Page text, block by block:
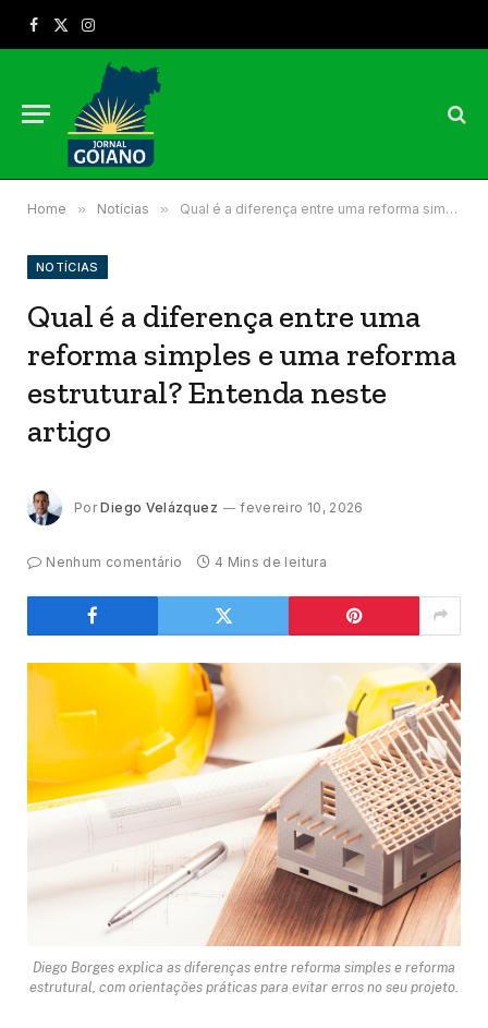
Facebook
X
Instagram
Home » Notícias » Qual é a diferença entre uma reforma simples e uma reforma estrutural? Entenda neste artigo
NOTÍCIAS
Qual é a diferença entre uma
reforma simples e uma reforma
estrutural? Entenda neste
artigo
Por Diego Velázquez fevereiro 10, 2026
Nenhum comentário 4 Mins de leitura
Diego Borges explica as diferenças entre reforma simples e reforma
estrutural, com orientações práticas para evitar erros no seu projeto.